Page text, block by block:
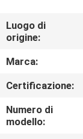
DI
NOI
VISITA
ALLA
FABBRICA
Luogo di
origine:
Marca:
Certificazione:
Numero di
modello: